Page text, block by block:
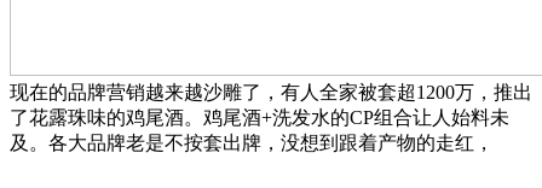
现在的品牌营销越来越沙雕了，有人全家被套超1200万，推出
了花露珠味的鸡尾酒。鸡尾酒+洗发水的CP组合让人始料未
及。各大品牌老是不按套出牌，没想到跟着产物的走红，